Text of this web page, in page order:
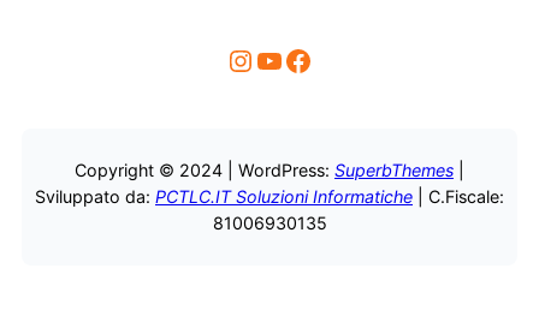
Instagram YouTube Facebook
Copyright © 2024 | WordPress: SuperbThemes
Sviluppato da: PCTLC.IT Soluzioni Informatiche | C.Fiscale:
81006930135